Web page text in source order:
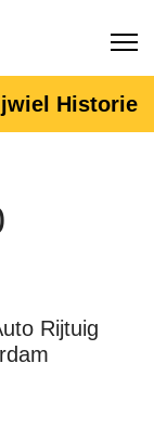
Historie
Rijtuig